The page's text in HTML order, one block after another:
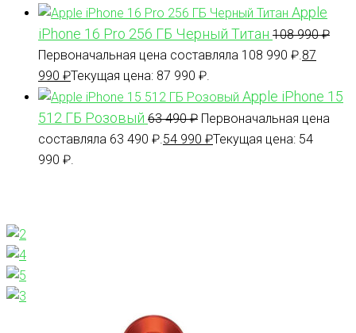
Apple
iPhone 16 Pro 256 ГБ Черный Титан 108 990₽
Первоначальная цена составляла 108 990 ₽. 87
990 ₽Текущая цена: 87 990 ₽.
Apple iPhone 15
512 ГБ Розовый 63 490₽ Первоначальная цена
составляла 63 490 ₽. 54 990 ₽Текущая цена: 54
990 ₽.